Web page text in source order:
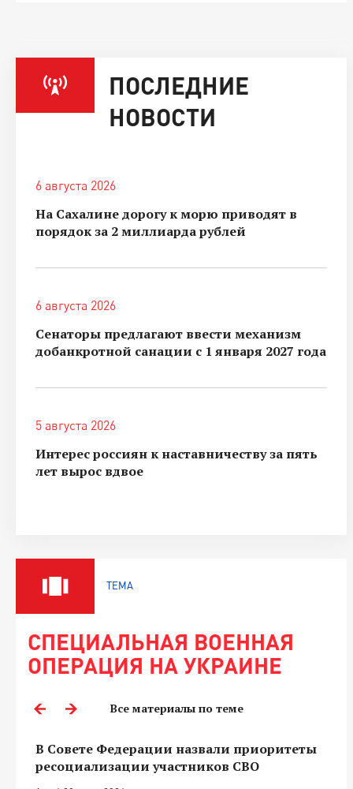
ПОСЛЕДНИЕ
НОВОСТИ
6 августа 2026
На Сахалине дорогу к морю приводят в
порядок за 2 миллиарда рублей
6 августа 2026
Сенаторы предлагают ввести механизм
добанкротной санации с 1 января 2027 года
5 августа 2026
Интерес россиян к наставничеству за пять
лет вырос вдвое
ТЕМА
СПЕЦИАЛЬНАЯ ВОЕННАЯ
ОПЕРАЦИЯ НА УКРАИНЕ
Все материалы по теме
В Совете Федерации назвали приоритеты
ресоциализации участников СВО